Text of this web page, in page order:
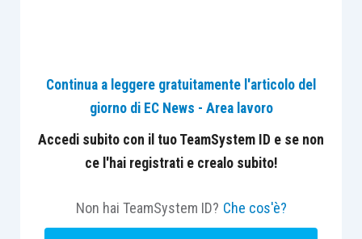
È stato pubblicato in G.U. il D.Lgs. 104/2022,
Attuazione della Direttiva (UE) 2019/1152
del Parlamento europeo e del Consiglio del 20
giugno 2019, relativa a condizioni di lavoro
L’articolo 10 del suddetto Decreto, rubricato
Continua a leggere gratuitamente l'articolo del
giorno di EC News - Area lavoro
Accedi subito con il tuo TeamSystem ID e se non
ce l'hai registrati e crealo subito!
Non hai TeamSystem ID? Che cos'è?